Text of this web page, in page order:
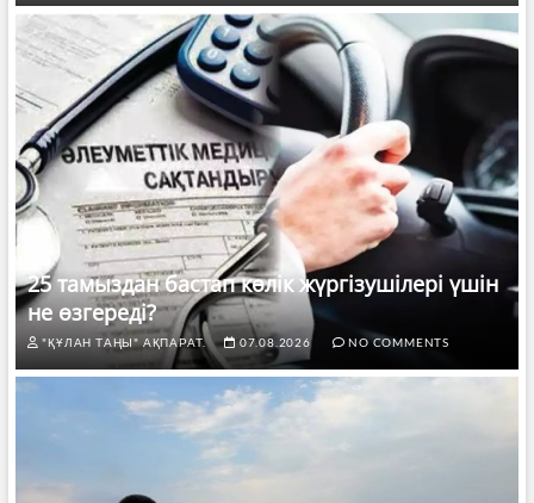
25 тамыздан бастап көлік жүргізушілері үшін
не өзгереді?
"ҚҰЛАН ТАҢЫ" АҚПАРАТ. 07.08.2026 NO COMMENTS